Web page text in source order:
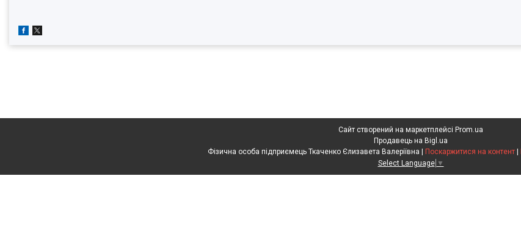
Сайт створений на маркетплейсі Prom.ua
Продавець на Bigl.ua
Поскаржитися на контент
Select Language ▼